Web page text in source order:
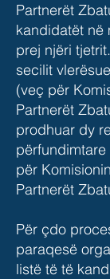
Partnerët
kandidatët në
prej njëri
secilit
(veç për
Partnerët
prodhuar dy
për
Partnerët
Për çdo
paraqesë
listë të të